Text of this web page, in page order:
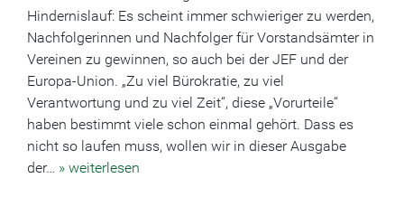
Hindernislauf: Es scheint immer schwieriger zu werden,
Nachfolgerinnen und Nachfolger für Vorstandsämter in
Vereinen zu gewinnen, so auch bei der JEF und der
Europa-Union. „Zu viel Bürokratie, zu viel
Verantwortung und zu viel Zeit“, diese „Vorurteile“
haben bestimmt viele schon einmal gehört. Dass es
nicht so laufen muss, wollen wir in dieser Ausgabe
der… » weiterlesen